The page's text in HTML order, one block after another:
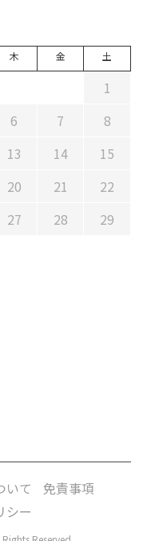
木 金 土
1
6 7
8
13 14
15
20 21
22
27 28
29
いて
免責事項
シー